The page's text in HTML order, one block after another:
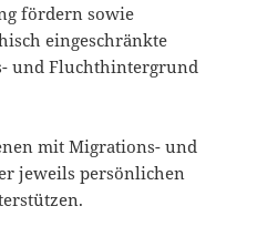
fördern sowie
eingeschränkte
und Fluchthintergrund
mit Migrations- und
jeweils persönlichen